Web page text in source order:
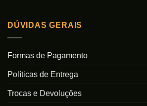
DÚVIDAS GERAIS
Formas de Pagamento
Políticas de Entrega
Trocas e Devoluções